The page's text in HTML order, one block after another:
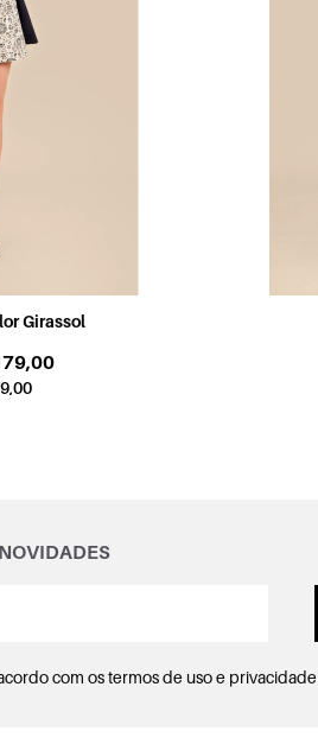
Coral
179,00
com ostermos de uso e privacidade